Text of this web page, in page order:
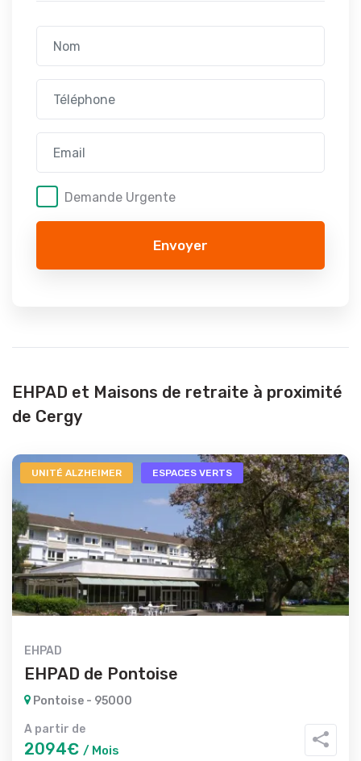
Demande Urgente
Envoyer
EHPAD et Maisons de retraite à proximité
de Cergy
UNITÉ ALZHEIMER ESPACES VERTS
EHPAD
EHPAD de Pontoise
Pontoise - 95000
A partir de
2094€ / Mois